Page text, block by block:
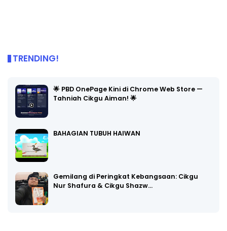
TRENDING!
🌟 PBD OnePage Kini di Chrome Web Store —
Tahniah Cikgu Aiman! 🌟
BAHAGIAN TUBUH HAIWAN
Gemilang di Peringkat Kebangsaan: Cikgu
Nur Shafura & Cikgu Shazw…